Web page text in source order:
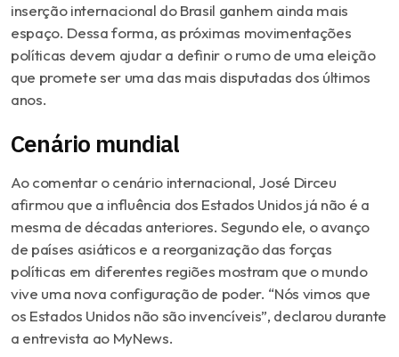
inserção internacional do Brasil ganhem ainda mais
espaço. Dessa forma, as próximas movimentações
políticas devem ajudar a definir o rumo de uma eleição
que promete ser uma das mais disputadas dos últimos
anos.
Cenário mundial
Ao comentar o cenário internacional, José Dirceu
afirmou que a influência dos Estados Unidos já não é a
mesma de décadas anteriores. Segundo ele, o avanço
de países asiáticos e a reorganização das forças
políticas em diferentes regiões mostram que o mundo
vive uma nova configuração de poder. “Nós vimos que
os Estados Unidos não são invencíveis”, declarou durante
a entrevista ao MyNews.